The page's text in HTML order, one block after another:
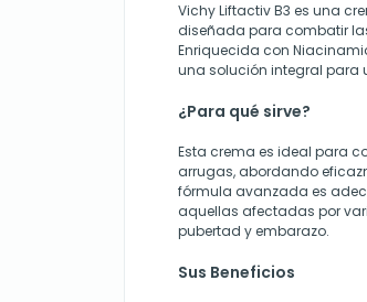
Vichy Liftactiv B3 es una
diseñada para combatir
Enriquecida con
una solución integral para
¿Para qué sirve?
Esta crema es ideal para
arrugas, abordando
fórmula avanzada es
aquellas afectadas por
pubertad y embarazo.
Sus Beneficios